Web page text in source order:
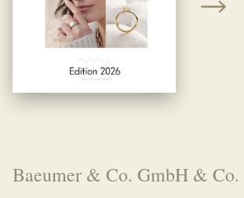
Baeumer & Co. GmbH &